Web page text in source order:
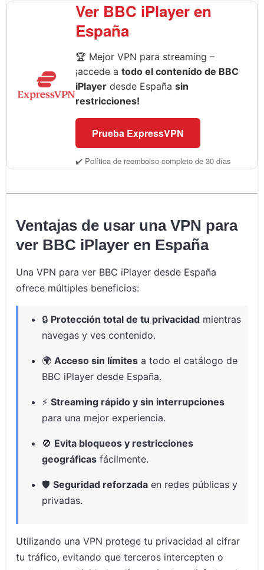
Ver BBC iPlayer en
España
🏆 Mejor VPN para streaming –
¡accede atodo el contenido de BBC
iPlayer desde Españasin
restricciones!
Prueba ExpressVPN
✔️ Política de reembolso completo de 30 días
Ventajas de usar una VPN para
ver BBC iPlayer en España
Una VPN para ver BBC iPlayer desde España
ofrece múltiples beneficios:
🔒 Protección total de tu privacidad mientras
navegas y ves contenido.
🌍Acceso sin límites a todo el catálogo de
BBC iPlayer desde España.
⚡Streaming rápido y sin interrupciones
para una mejor experiencia.
🚫 Evita bloqueos y restricciones
geográficas fácilmente.
🛡️Seguridad reforzada en redes públicas y
privadas.
Utilizando una VPN protege tu privacidad al cifrar
tu tráfico, evitando que terceros intercepten o